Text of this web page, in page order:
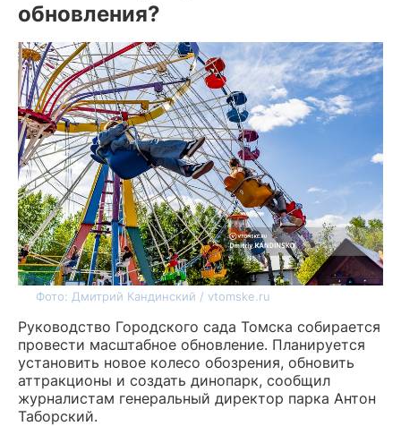
обновления?
Фото: Дмитрий Кандинский / vtomske.ru
Руководство Городского сада Томска собирается
провести масштабное обновление. Планируется
установить новое колесо обозрения, обновить
аттракционы и создать динопарк, сообщил
журналистам генеральный директор парка Антон
Таборский.